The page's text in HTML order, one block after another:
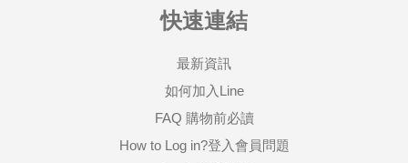
快速連結
最新資訊
如何加入Line
FAQ 購物前必讀
How to Log in?登入會員問題